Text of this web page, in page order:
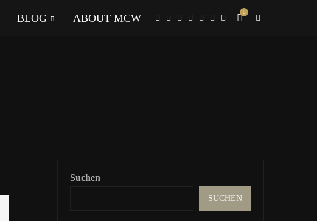
BLOG ABOUT MCW 0
Suchen
SUCHEN